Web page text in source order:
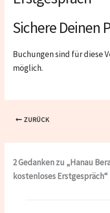
Sichere Deinen
Buchungen sind für diese
möglich.
ZURÜCK
2 Gedanken zu „Hanau
kostenloses Erstgespräch“